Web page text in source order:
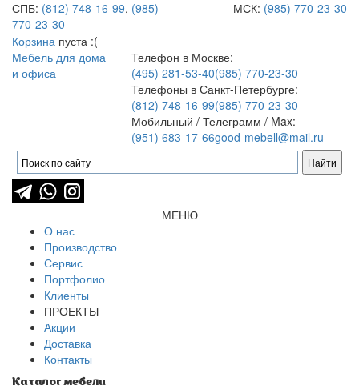
СПБ: (812) 748-16-99, (985)
770-23-30
МСК: (985) 770-23-30
Корзина пуста :(
Мебель для дома
и офиса
Телефон в Москве:
(495) 281-53-40(985) 770-23-30
Телефоны в Санкт-Петербурге:
(812) 748-16-99(985) 770-23-30
Мобильный / Телеграмм / Max:
(951) 683-17-66good-mebell@mail.ru
МЕНЮ
О нас
Производство
Сервис
Портфолио
Клиенты
ПРОЕКТЫ
Акции
Доставка
Контакты
Каталог мебели